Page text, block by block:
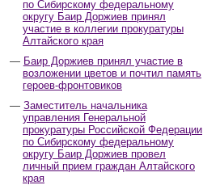
по Сибирскому федеральному
округу Баир Доржиев принял
участие в коллегии прокуратуры
Алтайского края
Баир Доржиев принял участие в
возложении цветов и почтил память
героев-фронтовиков
Заместитель начальника
управления Генеральной
прокуратуры Российской Федерации
по Сибирскому федеральному
округу Баир Доржиев провел
личный прием граждан Алтайского
края